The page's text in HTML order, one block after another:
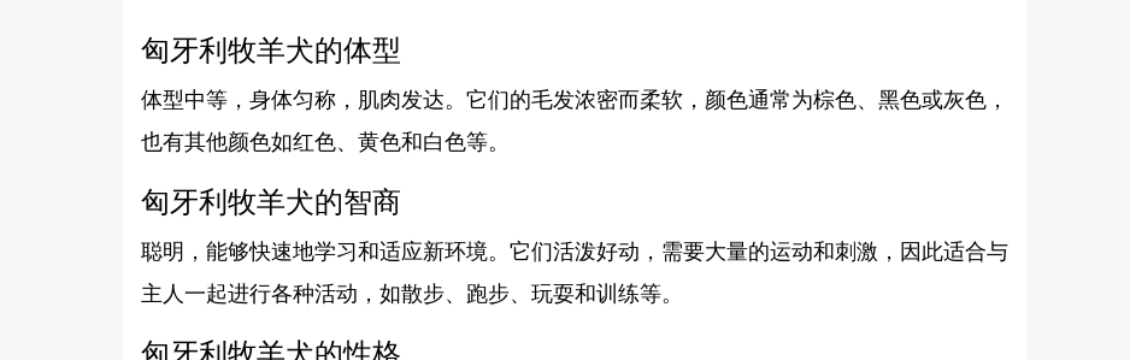
匈牙利牧羊犬的体型
体型中等，身体匀称，肌肉发达。它们的毛发浓密而柔软，颜色通常为棕色、黑色或灰色，
也有其他颜色如红色、黄色和白色等。
匈牙利牧羊犬的智商
聪明，能够快速地学习和适应新环境。它们活泼好动，需要大量的运动和刺激，因此适合与
主人一起进行各种活动，如散步、跑步、玩耍和训练等。